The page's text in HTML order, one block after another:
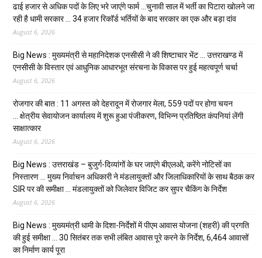
ढाई हजार से अधिक पदों के लिए भरे जाएंगे फार्म …चुनावी साल में भर्ती का पिटारा खोलने जा
रही है धामी सरकार … 34 हजार रिकॉर्ड भर्तियों के बाद सरकार का एक और बड़ा दांव
August 6, 2026
Big News : मुख्यमंत्री से महानिदेशक एनसीसी ने की शिष्टाचार भेंट … उत्तराखण्ड में
एनसीसी के विस्तार एवं आधुनिक आधारभूत संरचना के विकास पर हुई महत्वपूर्ण चर्चा
August 6, 2026
रोजगार की बात : 11 अगस्त को देहरादून में रोजगार मेला, 559 पदों पर होगा चयन
… क्षेत्रीय सेवायोजन कार्यालय में शुरू हुआ पंजीकरण, विभिन्न प्रतिष्ठित कंपनियां लेंगी
साक्षात्कार
August 6, 2026
Big News : उत्तराखंड – बुजुर्ग-दिव्यांगों के घर जाएंगे बीएलओ, करेंगे नोटिसों का
निस्तारण … मुख्य निर्वाचन अधिकारी ने मंडलायुक्तों और जिलाधिकारियों के साथ बैठक कर
SIR पर की समीक्षा … मंडलायुक्तों को जिलेवार विजिट कर सुपर चैकिंग के निर्देश
August 6, 2026
Big News : मुख्यमंत्री धामी के दिशा-निर्देशों में पीएम आवास योजना (शहरी) की प्रगति
की हुई समीक्षा … 30 सितंबर तक सभी लंबित आवास पूरे करने के निर्देश, 6,464 आवासों
का निर्माण कार्य पूरा